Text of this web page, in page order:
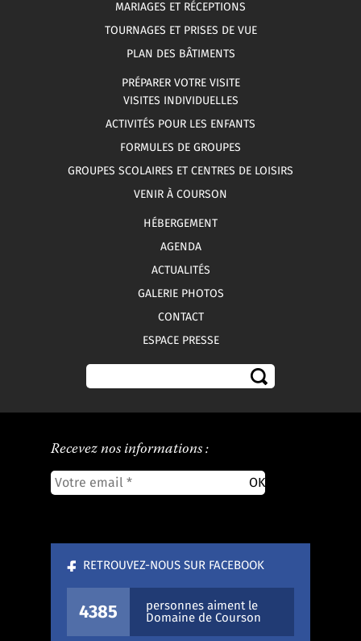
MARIAGES ET RÉCEPTIONS
TOURNAGES ET PRISES DE VUE
PLAN DES BÂTIMENTS
PRÉPARER VOTRE VISITE
VISITES INDIVIDUELLES
ACTIVITÉS POUR LES ENFANTS
FORMULES DE GROUPES
GROUPES SCOLAIRES ET CENTRES DE LOISIRS
VENIR À COURSON
HÉBERGEMENT
AGENDA
ACTUALITÉS
GALERIE PHOTOS
CONTACT
ESPACE PRESSE
Recevez nos informations :
RETROUVEZ-NOUS SUR FACEBOOK
4385
personnes aiment le
Domaine de Courson